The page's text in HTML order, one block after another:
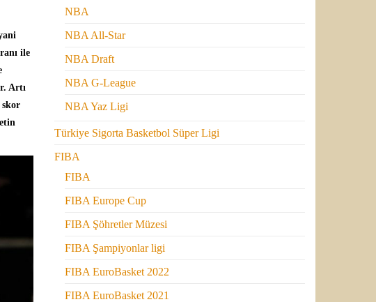
ile
Artı
skor
NBA
NBA All-Star
NBA Draft
NBA G-League
NBA Yaz Ligi
Türkiye Sigorta Basketbol Süper Ligi
FIBA
FIBA
FIBA Europe Cup
FIBA Şöhretler Müzesi
FIBA Şampiyonlar ligi
FIBA EuroBasket 2022
FIBA EuroBasket 2021